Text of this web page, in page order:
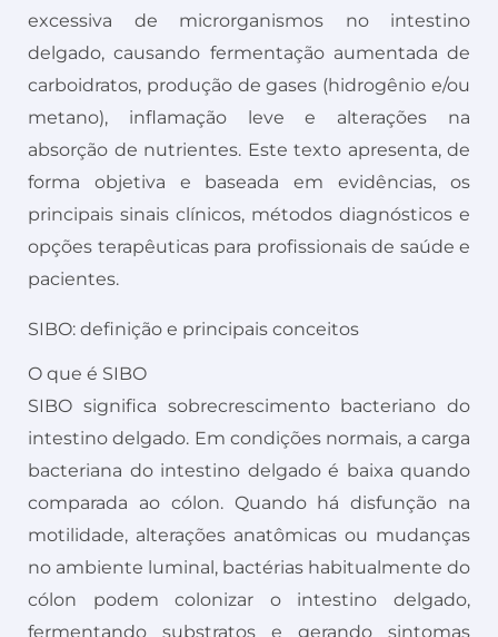
excessiva de microrganismos no intestino
delgado, causando fermentação aumentada de
carboidratos, produção de gases (hidrogênio e/ou
metano), inflamação leve e alterações na
absorção de nutrientes. Este texto apresenta, de
forma objetiva e baseada em evidências, os
principais sinais clínicos, métodos diagnósticos e
opções terapêuticas para profissionais de saúde e
pacientes.
SIBO: definição e principais conceitos
O que é SIBO
SIBO significa sobrecrescimento bacteriano do
intestino delgado. Em condições normais, a carga
bacteriana do intestino delgado é baixa quando
comparada ao cólon. Quando há disfunção na
motilidade, alterações anatômicas ou mudanças
no ambiente luminal, bactérias habitualmente do
cólon podem colonizar o intestino delgado,
fermentando substratos e gerando sintomas